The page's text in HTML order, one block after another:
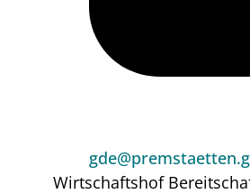
Wirtschaftshof